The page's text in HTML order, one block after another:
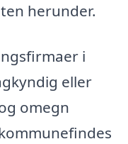
herunder.
i
eller
omegn